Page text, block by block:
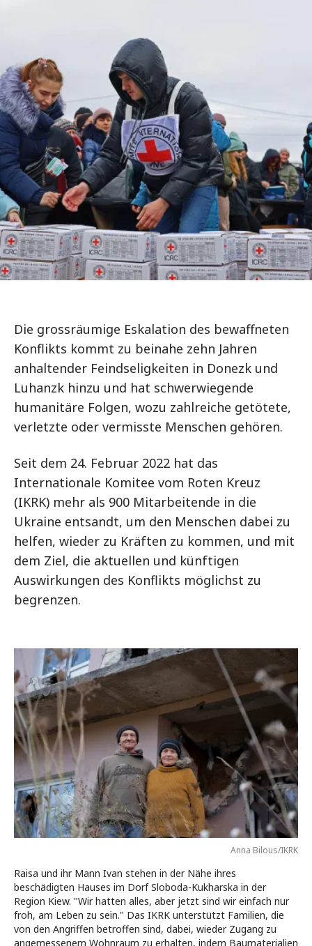
Die grossräumige Eskalation des bewaffneten
Konflikts kommt zu beinahe zehn Jahren
anhaltender Feindseligkeiten in Donezk und
Luhanzk hinzu und hat schwerwiegende
humanitäre Folgen, wozu zahlreiche getötete,
verletzte oder vermisste Menschen gehören.
Seit dem 24. Februar 2022 hat das
Internationale Komitee vom Roten Kreuz
(IKRK) mehr als 900 Mitarbeitende in die
Ukraine entsandt, um den Menschen dabei zu
helfen, wieder zu Kräften zu kommen, und mit
dem Ziel, die aktuellen und künftigen
Auswirkungen des Konflikts möglichst zu
begrenzen.
Anna Bilous/IKRK
Raisa und ihr Mann Ivan stehen in der Nähe ihres
beschädigten Hauses im Dorf Sloboda-Kukharska in der
Region Kiew. "Wir hatten alles, aber jetzt sind wir einfach nur
froh, am Leben zu sein." Das IKRK unterstützt Familien, die
von den Angriffen betroffen sind, dabei, wieder Zugang zu
angemessenem Wohnraum zu erhalten, indem Baumaterialien